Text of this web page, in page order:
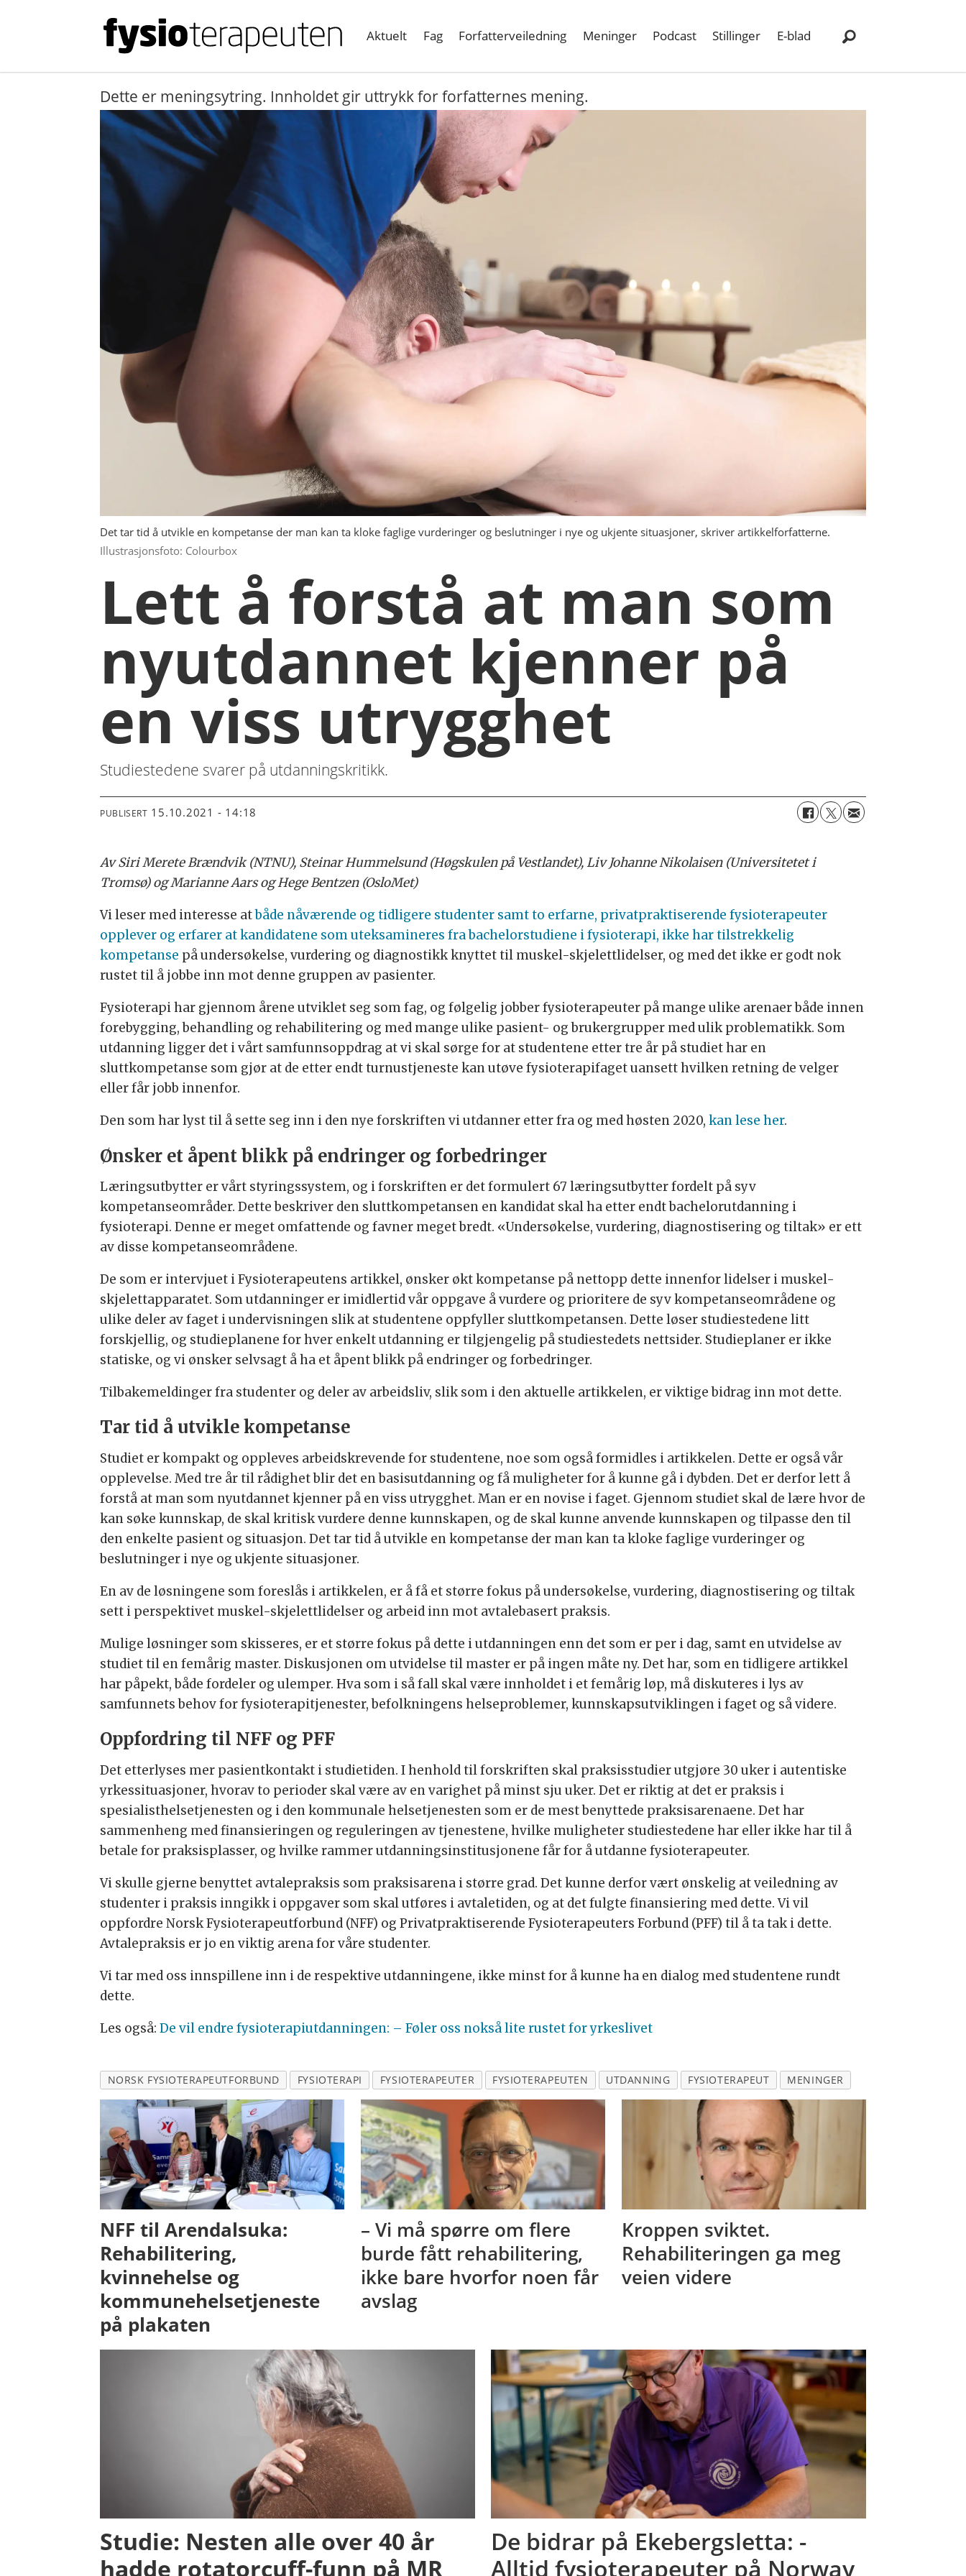
Aktuelt Fag Forfatterveiledning Meninger Podcast Stillinger E-blad
Dette er meningsytring. Innholdet gir uttrykk for forfatternes mening.
Det tar tid å utvikle en kompetanse der man kan ta kloke faglige vurderinger og beslutninger i nye og ukjente situasjoner, skriver artikkelforfatterne.
Illustrasjonsfoto: Colourbox
Lett å forstå at man som
nyutdannet kjenner på
en viss utrygghet
Studiestedene svarer på utdanningskritikk.
PUBLISERT 15.10.2021 - 14:18
Av Siri Merete Brændvik (NTNU), Steinar Hummelsund (Høgskulen på Vestlandet), Liv Johanne Nikolaisen (Universitetet i
Tromsø) og Marianne Aars og Hege Bentzen (OsloMet)
Vi leser med interesse atbåde nåværende og tidligere studenter samt to erfarne, privatpraktiserende fysioterapeuter
opplever og erfarer at kandidatene som uteksamineres fra bachelorstudiene i fysioterapi, ikke har tilstrekkelig
kompetanse på undersøkelse, vurdering og diagnostikk knyttet til muskel-skjelettlidelser, og med det ikke er godt nok
rustet til å jobbe inn mot denne gruppen av pasienter.
Fysioterapi har gjennom årene utviklet seg som fag, og følgelig jobber fysioterapeuter på mange ulike arenaer både innen
forebygging, behandling og rehabilitering og med mange ulike pasient- og brukergrupper med ulik problematikk. Som
utdanning ligger det i vårt samfunnsoppdrag at vi skal sørge for at studentene etter tre år på studiet har en
sluttkompetanse som gjør at de etter endt turnustjeneste kan utøve fysioterapifaget uansett hvilken retning de velger
eller får jobb innenfor.
Den som har lyst til å sette seg inn i den nye forskriften vi utdanner etter fra og med høsten 2020,kan lese her.
Ønsker et åpent blikk på endringer og forbedringer
Læringsutbytter er vårt styringssystem, og i forskriften er det formulert 67 læringsutbytter fordelt på syv
kompetanseområder. Dette beskriver den sluttkompetansen en kandidat skal ha etter endt bachelorutdanning i
fysioterapi. Denne er meget omfattende og favner meget bredt. «Undersøkelse, vurdering, diagnostisering og tiltak» er ett
av disse kompetanseområdene.
De som er intervjuet i Fysioterapeutens artikkel, ønsker økt kompetanse på nettopp dette innenfor lidelser i muskel-
skjelettapparatet. Som utdanninger er imidlertid vår oppgave å vurdere og prioritere de syv kompetanseområdene og
ulike deler av faget i undervisningen slik at studentene oppfyller sluttkompetansen. Dette løser studiestedene litt
forskjellig, og studieplanene for hver enkelt utdanning er tilgjengelig på studiestedets nettsider. Studieplaner er ikke
statiske, og vi ønsker selvsagt å ha et åpent blikk på endringer og forbedringer.
Tilbakemeldinger fra studenter og deler av arbeidsliv, slik som i den aktuelle artikkelen, er viktige bidrag inn mot dette.
Tar tid å utvikle kompetanse
Studiet er kompakt og oppleves arbeidskrevende for studentene, noe som også formidles i artikkelen. Dette er også vår
opplevelse. Med tre år til rådighet blir det en basisutdanning og få muligheter for å kunne gå i dybden. Det er derfor lett å
forstå at man som nyutdannet kjenner på en viss utrygghet. Man er en novise i faget. Gjennom studiet skal de lære hvor de
kan søke kunnskap, de skal kritisk vurdere denne kunnskapen, og de skal kunne anvende kunnskapen og tilpasse den til
den enkelte pasient og situasjon. Det tar tid å utvikle en kompetanse der man kan ta kloke faglige vurderinger og
beslutninger i nye og ukjente situasjoner.
En av de løsningene som foreslås i artikkelen, er å få et større fokus på undersøkelse, vurdering, diagnostisering og tiltak
sett i perspektivet muskel-skjelettlidelser og arbeid inn mot avtalebasert praksis.
Mulige løsninger som skisseres, er et større fokus på dette i utdanningen enn det som er per i dag, samt en utvidelse av
studiet til en femårig master. Diskusjonen om utvidelse til master er på ingen måte ny. Det har, som en tidligere artikkel
har påpekt, både fordeler og ulemper. Hva som i så fall skal være innholdet i et femårig løp, må diskuteres i lys av
samfunnets behov for fysioterapitjenester, befolkningens helseproblemer, kunnskapsutviklingen i faget og så videre.
Oppfordring til NFF og PFF
Det etterlyses mer pasientkontakt i studietiden. I henhold til forskriften skal praksisstudier utgjøre 30 uker i autentiske
yrkessituasjoner, hvorav to perioder skal være av en varighet på minst sju uker. Det er riktig at det er praksis i
spesialisthelsetjenesten og i den kommunale helsetjenesten som er de mest benyttede praksisarenaene. Det har
sammenheng med finansieringen og reguleringen av tjenestene, hvilke muligheter studiestedene har eller ikke har til å
betale for praksisplasser, og hvilke rammer utdanningsinstitusjonene får for å utdanne fysioterapeuter.
Vi skulle gjerne benyttet avtalepraksis som praksisarena i større grad. Det kunne derfor vært ønskelig at veiledning av
studenter i praksis inngikk i oppgaver som skal utføres i avtaletiden, og at det fulgte finansiering med dette. Vi vil
oppfordre Norsk Fysioterapeutforbund (NFF) og Privatpraktiserende Fysioterapeuters Forbund (PFF) til å ta tak i dette.
Avtalepraksis er jo en viktig arena for våre studenter.
Vi tar med oss innspillene inn i de respektive utdanningene, ikke minst for å kunne ha en dialog med studentene rundt
dette.
Les også:De vil endre fysioterapiutdanningen: – Føler oss nokså lite rustet for yrkeslivet
NORSK FYSIOTERAPEUTFORBUND FYSIOTERAPI FYSIOTERAPEUTER FYSIOTERAPEUTEN UTDANNING FYSIOTERAPEUT MENINGER
NFF til Arendalsuka:
Rehabilitering,
kvinnehelse og
kommunehelsetjeneste
på plakaten
– Vi må spørre om flere
burde fått rehabilitering,
ikke bare hvorfor noen får
avslag
Kroppen sviktet.
Rehabiliteringen ga meg
veien videre
Studie: Nesten alle over 40 år
hadde rotatorcuff-funn på MR
De bidrar på Ekebergsletta: -
Alltid fysioterapeuter på Norway